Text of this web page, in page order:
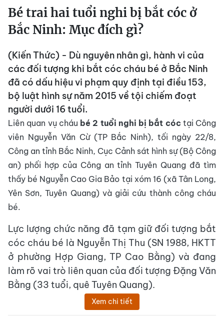
Bé trai hai tuổi nghi bị bắt cóc ở
Bắc Ninh: Mục đích gì?
(Kiến Thức) - Dù nguyên nhân gì, hành vi của
các đối tượng khi bắt cóc cháu bé ở Bắc Ninh
đã có dấu hiệu vi phạm quy định tại điều 153,
bộ luật hình sự năm 2015 về tội chiếm đoạt
người dưới 16 tuổi.
Liên quan vụ cháu bé 2 tuổi nghi bị bắt cóc tại Công
viên Nguyễn Văn Cừ (TP Bắc Ninh), tối ngày 22/8,
Công an tỉnh Bắc Ninh, Cục Cảnh sát hình sự (Bộ Công
an) phối hợp của Công an tỉnh Tuyên Quang đã tìm
thấy bé Nguyễn Cao Gia Bảo tại xóm 16 (xã Tân Long,
Yên Sơn, Tuyên Quang) và giải cứu thành công cháu
bé.
Lực lượng chức năng đã tạm giữ đối tượng bắt
cóc cháu bé là Nguyễn Thị Thu (SN 1988, HKTT
ở phường Hợp Giang, TP Cao Bằng) và đang
làm rõ vai trò liên quan của đối tượng Đặng Văn
Bằng (33 tuổi, quê Tuyên Quang).
Xem chi tiết